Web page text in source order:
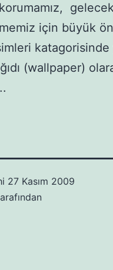
korumamız,
için büyük
(wallpaper)
27 Kasım 2009